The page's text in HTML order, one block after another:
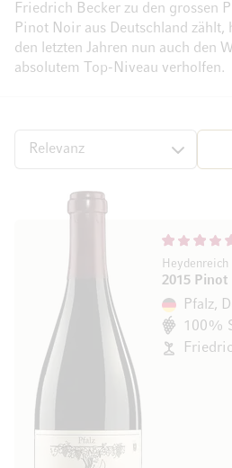
Friedrich Becker zu den grossen
Pinot Noir aus Deutschland zählt,
den letzten Jahren nun auch den
absolutem Top-Niveau verholfen.
SortierenTop
Heydenreich
2015
Pfalz,